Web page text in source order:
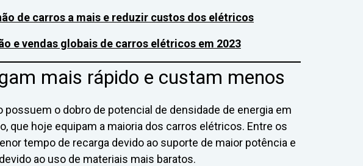
de carros a mais e reduzir custos dos elétricos
e vendas globais de carros elétricos em 2023
mais rápido e custam menos
o dobro de potencial de densidade de energia em
que hoje equipam a maioria dos carros elétricos. Entre os
tempo de recarga devido ao suporte de maior potência e
ao uso de materiais mais baratos.